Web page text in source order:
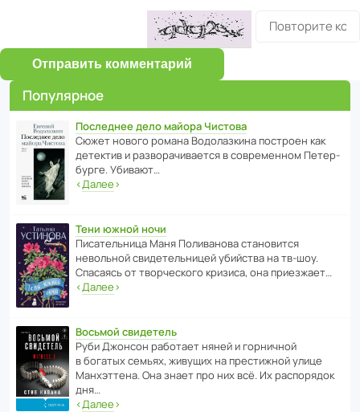
Отправить комментарий
Популярное
Последнее дело майора Чистова
Сюжет нового романа Водо­ла­з­кина пост­роен как
дете­ктив и разво­ра­чи­ва­ется в совре­менном Пете­р­
бурге. Убивают…
‹Далее›
Тени южной ночи
Писа­тель­ница Маня Поли­ва­нова стано­вится
невольной свиде­тель­ницей убийства на тв-шоу.
Спасаясь от твор­че­с­кого кризиса, она приезжает…
‹Далее›
Восьмой свидетель
Руби Джонсон рабо­тает няней и горни­чной
в богатых семьях, живущих на прес­ти­жной улице
Манх­эт­тена. Она знает про них всё. Их распо­рядок
дня…
‹Далее›